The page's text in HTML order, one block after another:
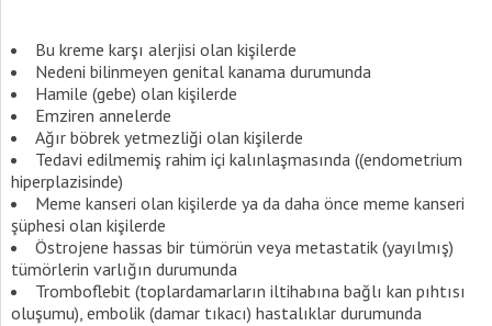
Bu kreme karşı alerjisi olan kişilerde
Nedeni bilinmeyen genital kanama durumunda
Hamile (gebe) olan kişilerde
Emziren annelerde
Ağır böbrek yetmezliği olan kişilerde
Tedavi edilmemiş rahim içi kalınlaşmasında ((endometrium
hiperplazisinde)
Meme kanseri olan kişilerde ya da daha önce meme kanseri
şüphesi olan kişilerde
Östrojene hassas bir tümörün veya metastatik (yayılmış)
tümörlerin varlığın durumunda
Tromboflebit (toplardamarların iltihabına bağlı kan pıhtısı
oluşumu), embolik (damar tıkacı) hastalıklar durumunda